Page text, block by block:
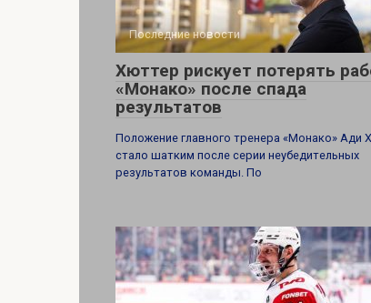
Последние новости
Хюттер рискует потерять
«Монако» после спада
результатов
Положение главного тренера «Монако» Ади
стало шатким после серии неубедительных
результатов команды. По